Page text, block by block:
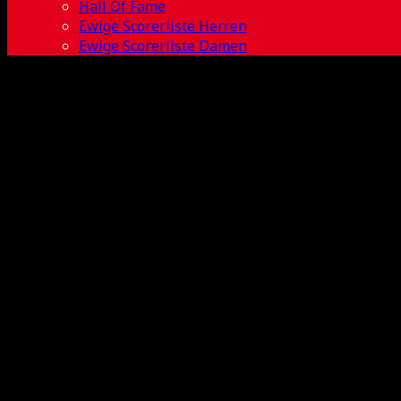
Hall Of Fame
Ewige Scorerliste Herren
Ewige Scorerliste Damen